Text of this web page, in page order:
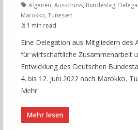
Algerien, Ausschuss, Bundestag,
Marokko, Tunesien
1 min read
Eine Delegation aus Mitgliedern des
für wirtschaftliche Zusammenarbeit
Entwicklung des Deutschen
4. bis 12. Juni 2022 nach Marokko,
Mehr
Mehr lesen